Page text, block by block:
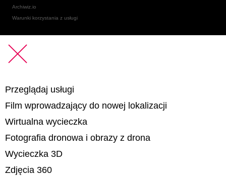
Archiwiz.io
Warunki korzystania z usługi
Przeglądaj usługi
Film wprowadzający do nowej lokalizacji
Wirtualna wycieczka
Fotografia dronowa i obrazy z drona
Wycieczka 3D
Zdjęcia 360